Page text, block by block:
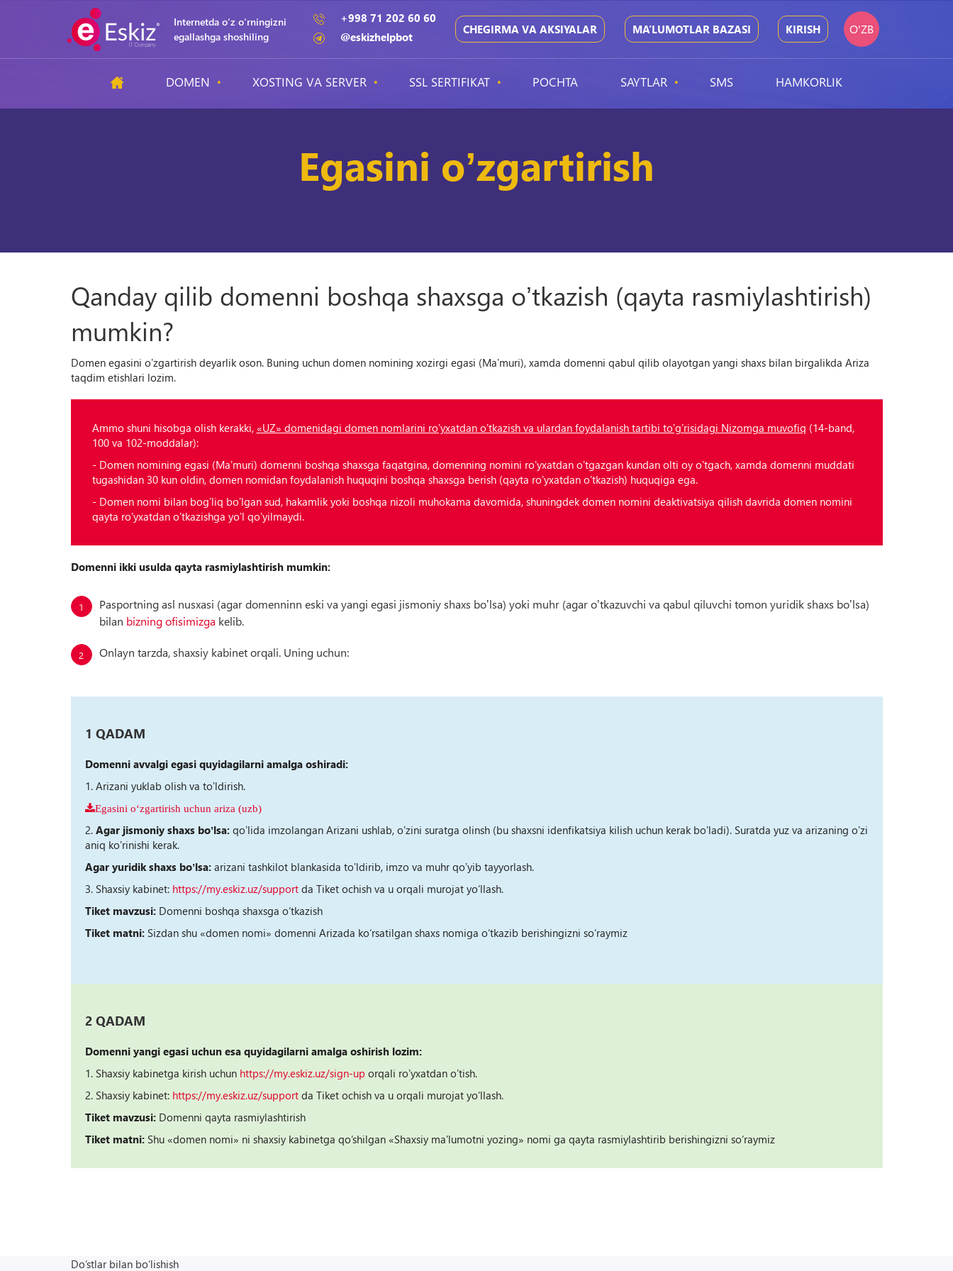
Internetda o‘z o‘rningizni
egallashga shoshiling
+998 71 202 60 60
@eskizhelpbot
CHEGIRMA VA AKSIYALAR MA’LUMOTLAR BAZASI KIRISH O'ZB
DOMEN XOSTING VA SERVER SSL SERTIFIKAT POCHTA SAYTLAR SMS HAMKORLIK
Egasini oʼzgartirish
Qanday qilib domenni boshqa shaxsga oʼtkazish (qayta rasmiylashtirish)
mumkin?
Domen egasini oʼzgartirish deyarlik oson. Buning uchun domen nomining xozirgi egasi (Maʼmuri), xamda domenni qabul qilib olayotgan yangi shaxs bilan birgalikda Аriza
taqdim etishlari lozim.
Аmmo shuni hisobga olish kerakki, «UZ» domenidagi domen nomlarini roʼyxatdan oʼtkazish va ulardan foydalanish tartibi toʼgʼrisidagi Nizomga muvofiq (14-band,
100 va 102-moddalar):
- Domen nomining egasi (Maʼmuri) domenni boshqa shaxsga faqatgina, domenning nomini roʼyxatdan oʼtgazgan kundan olti oy oʼtgach, xamda domenni muddati
tugashidan 30 kun oldin, domen nomidan foydalanish huquqini boshqa shaxsga berish (qayta roʼyxatdan oʼtkazish) huquqiga ega.
- Domen nomi bilan bogʼliq boʼlgan sud, hakamlik yoki boshqa nizoli muhokama davomida, shuningdek domen nomini deaktivatsiya qilish davrida domen nomini
qayta roʼyxatdan oʼtkazishga yoʼl qoʼyilmaydi.
Domenni ikki usulda qayta rasmiylashtirish mumkin:
Pasportning asl nusxasi (agar domenninn eski va yangi egasi jismoniy shaxs boʼlsa) yoki muhr (agar oʼtkazuvchi va qabul qiluvchi tomon yuridik shaxs boʼlsa)
bilan bizning ofisimizga kelib.
Onlayn tarzda, shaxsiy kabinet orqali. Uning uchun:
1 QАDАM
Domenni avvalgi egasi quyidagilarni amalga oshiradi:
1. Аrizani yuklab olish va toʼldirish.
Egasini o‘zgartirish uchun ariza (uzb)
2. Аgar jismoniy shaxs boʼlsa:qoʼlida imzolangan Аrizani ushlab, oʼzini suratga olinsh (bu shaxsni idenfikatsiya kilish uchun kerak boʼladi). Suratda yuz va arizaning oʼzi
aniq koʼrinishi kerak.
Аgar yuridik shaxs boʼlsa:arizani tashkilot blankasida toʼldirib, imzo va muhr qoʼyib tayyorlash.
3. Shaxsiy kabinet: https://my.eskiz.uz/supportda Tiket ochish va u orqali murojat yo‘llash.
Tiket mavzusi:Domenni boshqa shaxsga o‘tkazish
Tiket matni:Sizdan shu «domen nomi» domenni Arizada ko‘rsatilgan shaxs nomiga o‘tkazib berishingizni so‘raymiz
2 QАDАM
Domenni yangi egasi uchun esa quyidagilarni amalga oshirish lozim:
1. Shaxsiy kabinetga kirish uchun https://my.eskiz.uz/sign-up orqali roʼyxatdan oʼtish.
2. Shaxsiy kabinet: https://my.eskiz.uz/supportda Tiket ochish va u orqali murojat yo‘llash.
Tiket mavzusi:Domenni qayta rasmiylashtirish
Tiket matni:Shu «domen nomi» ni shaxsiy kabinetga qo‘shilgan «Shaxsiy ma'lumotni yozing» nomi ga qayta rasmiylashtirib berishingizni so‘raymiz
Do‘stlar bilan bo‘lishish